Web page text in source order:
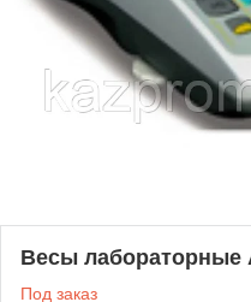
Весы лабораторные
Под заказ